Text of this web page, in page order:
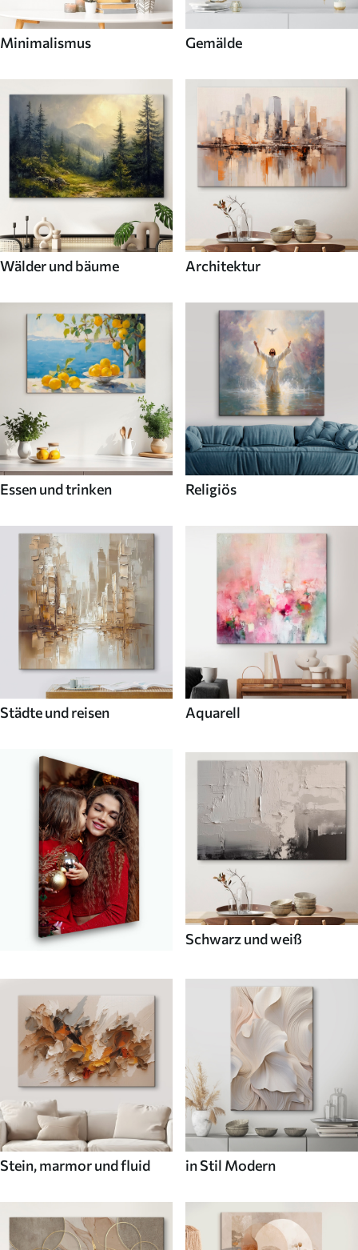
Minimalismus Gemälde
Wälder und bäume Architektur
Essen und trinken Religiös
Städte und reisen Aquarell
Schwarz und weiß
Stein, marmor und fluid in Stil Modern